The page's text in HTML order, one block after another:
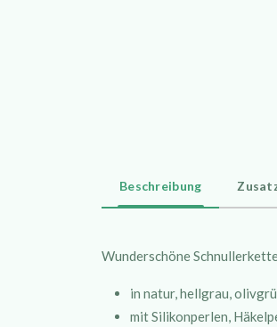
Beschreibung
Wunderschöne
in natur, hellgrau,
mit Silikonperlen,